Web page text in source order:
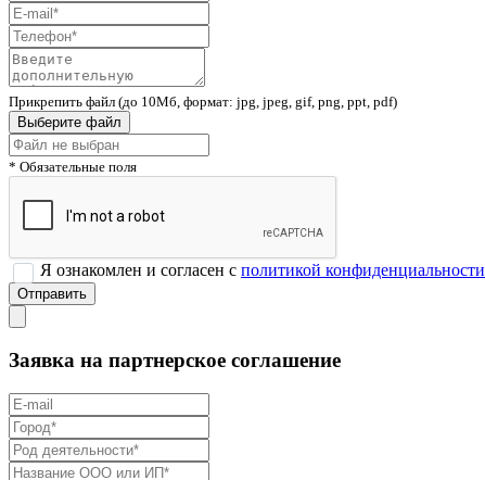
Прикрепить файл (до 10Мб, формат: jpg, jpeg, gif, png, ppt, pdf)
Выберите файл
* Обязательные поля
Я ознакомлен и согласен с политикой конфиденциальности
Заявка на партнерское соглашение